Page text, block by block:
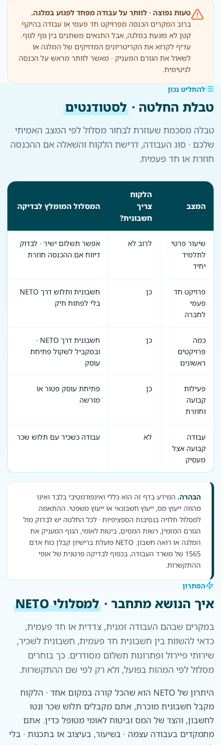
טעות נפוצה · לוותר על עבודה מפחד לפגוע במלגה.
ברוב המקרים הכנסה מפרויקט חד פעמי או עבודה בהיקף
קטן לא פוגעת במלגה, אבל התנאים משתנים בין גוף לגוף.
עדיף לקרוא את הקריטריונים המדויקים של המלגה או
לשאול את הגורם המעניק · מאשר לוותר מראש על הכנסה
לגיטימית.
להחליט נכון
טבלת החלטה · לסטודנטים
טבלה מסכמת שעוזרת לבחור מסלול לפי המצב האמיתי
שלכם · סוג העבודה, דרישת הלקוח והשאלה אם ההכנסה
חוזרת או חד פעמית.
המצב
הלקוח
צריך
חשבונית?
המסלול המומלץ לבדיקה
שיעור פרטי
לתלמיד
יחיד
לרוב לא
אפשר תשלום ישיר · לבדוק
דיווח אם ההכנסה חוזרת
פרויקט חד
פעמי
לחברה
כן
חשבונית ותלוש דרך NETO
בלי לפתוח תיק
כמה
פרויקטים
ראשונים
כן
חשבונית דרך NETO ·
ובמקביל לשקול פתיחת
עוסק
פעילות
קבועה
וחוזרת
כן
פתיחת עוסק פטור או
מורשה
עבודה
קבועה אצל
מעסיק
לא עבודה כשכיר עם תלוש שכר
הבהרה. המידע בדף זה הוא כללי ואינפורמטיבי בלבד ואינו
מהווה ייעוץ מס, ייעוץ חשבונאי או ייעוץ משפטי. ההתאמה
למסלול תלויה בנסיבות הספציפיות · לכל החלטה יש לבדוק מול
הגורם המזמין, רשות המסים, ביטוח לאומי, הגוף המעניק את
המלגה או רואה חשבון. NETO פועלת ברישיון קבלן כוח אדם
1565 של משרד העבודה, בכפוף לבדיקה פרטנית של אופי
ההתקשרות.
הפתרון
איך הנושא מתחבר · למסלולי NETO
במקרים שבהם העבודה זמנית, צדדית או חד פעמית,
כדאי להשוות בין חשבונית חד פעמית, חשבונית לשכיר,
שירותי פיירול ופתרונות תשלום מסודרים. כך בוחרים
מסלול לפי המהות בפועל, ולא רק לפי שם ההתקשרות.
היתרון של NETO הוא שהכל קורה במקום אחד · הלקוח
מקבל חשבונית מוכרת, אתם מקבלים תלוש שכר ונטו
לחשבון, והצד של המס וביטוח לאומי מטופל כדין. אתם
מתמקדים בעבודה עצמה · בשיעור, בעיצוב או בתכנות · בלי